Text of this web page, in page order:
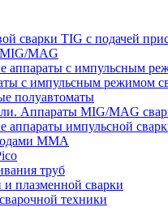
сварки TIG с подачей
MIG/MAG
аппараты с импульсным
с импульсным режимом
полуавтоматы
Аппараты MIG/MAG
импульсной
MMA
труб
плазменной сварки
техники